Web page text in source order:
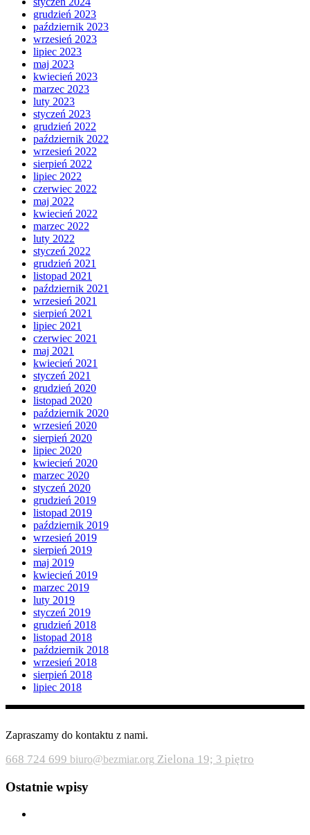
grudzień 2023
październik 2023
wrzesień 2023
lipiec 2023
maj 2023
kwiecień 2023
marzec 2023
luty 2023
styczeń 2023
grudzień 2022
październik 2022
wrzesień 2022
sierpień 2022
lipiec 2022
czerwiec 2022
maj 2022
kwiecień 2022
marzec 2022
luty 2022
styczeń 2022
grudzień 2021
listopad 2021
październik 2021
wrzesień 2021
sierpień 2021
lipiec 2021
czerwiec 2021
maj 2021
kwiecień 2021
styczeń 2021
grudzień 2020
listopad 2020
październik 2020
wrzesień 2020
sierpień 2020
lipiec 2020
kwiecień 2020
marzec 2020
styczeń 2020
grudzień 2019
listopad 2019
październik 2019
wrzesień 2019
sierpień 2019
maj 2019
kwiecień 2019
marzec 2019
luty 2019
styczeń 2019
grudzień 2018
listopad 2018
październik 2018
wrzesień 2018
sierpień 2018
lipiec 2018
Zapraszamy do kontaktu z nami.
668 724 699 biuro@bezmiar.org Zielona 19; 3 piętro
Ostatnie wpisy